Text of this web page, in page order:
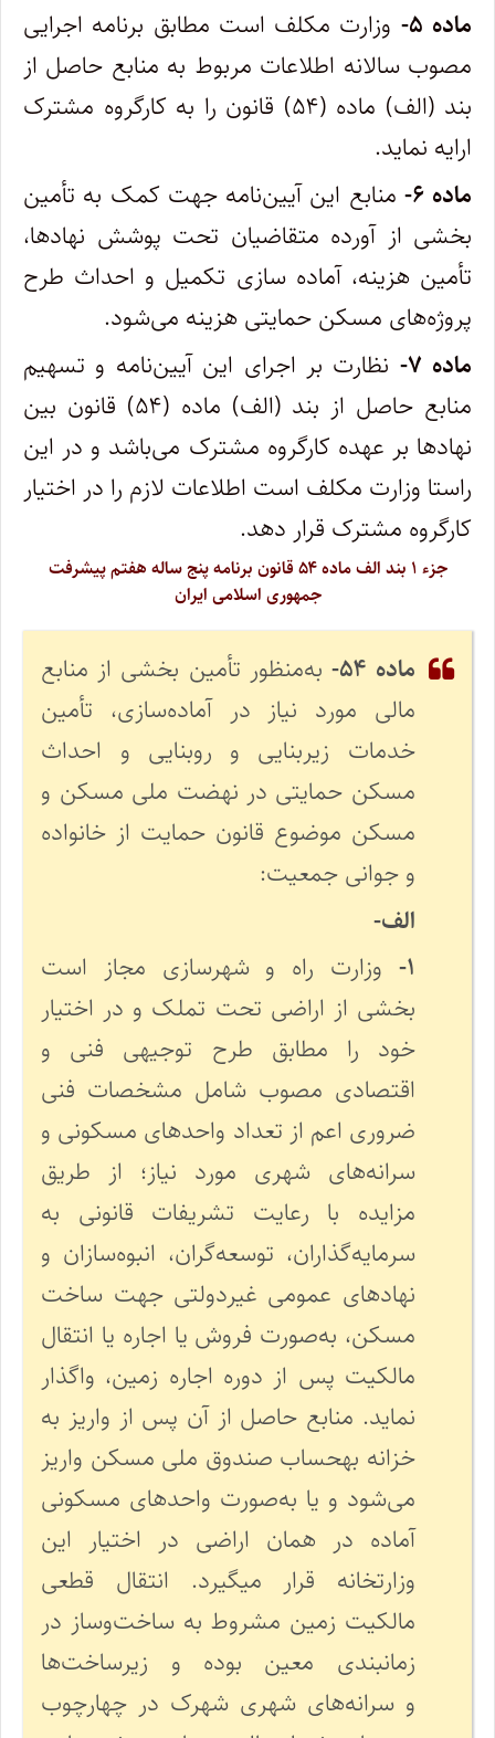
ماده ۵-
وزارت مکلف است مطابق برنامه اجرایی
مصوب سالانه اطلاعات مربوط به منابع حاصل از
بند (الف) ماده (۵۴) قانون را به کارگروه مشترک
ارایه نماید.
ماده ۶-
منابع این آیین‌نامه جهت کمک به تأمین
بخشی از آورده متقاضیان تحت پوشش نهادها،
تأمین هزینه، آماده سازی تکمیل و احداث طرح
پروژه‌های مسکن حمایتی هزینه می‌شود.
ماده ۷-
نظارت بر اجرای این آیین‌نامه و تسهیم
منابع حاصل از بند (الف) ماده (۵۴) قانون بین
نهاد‌ها بر عهده کارگروه مشترک می‌باشد و در این
راستا وزارت مکلف است اطلاعات لازم را در اختیار
کارگروه مشترک قرار دهد.
جزء ۱ بند الف ماده ۵۴ قانون برنامه پنج ساله هفتم پیشرفت
جمهوری اسلامی ایران
ماده ۵۴-
به‌منظور تأمین بخشی از منابع
مالی مورد نیاز در آماده‌سازی، تأمین
خدمات زیربنایی و روبنایی و احداث
مسکن حمایتی در نهضت ملی مسکن و
مسکن موضوع قانون حمایت از خانواده
و جوانی جمعیت:
الف-
۱-
وزارت راه و شهرسازی مجاز است
بخشی از اراضی تحت تملک و در اختیار
خود را مطابق طرح توجیهی فنی و
اقتصادی مصوب شامل مشخصات فنی
ضروری اعم از تعداد واحدهای مسکونی و
سرانه‌های شهری مورد نیاز؛ از طریق
مزایده با رعایت تشریفات قانونی به
سرمایه‌گذاران، توسعه‌گران، انبوه‌سازان و
نهادهای عمومی غیردولتی جهت ساخت
مسکن، به­‌صورت فروش یا اجاره یا انتقال
مالکیت پس از دوره اجاره زمین، واگذار
نماید. منابع حاصل از آن پس از واریز به
خزانه به­حساب صندوق ملی مسکن واریز
می‌شود و یا به‌صورت واحدهای مسکونی
آماده در همان اراضی در اختیار این
وزارتخانه قرار می­گیرد. انتقال قطعی
مالکیت زمین مشروط به ساخت‌وساز در
زمان­بندی معین بوده و زیرساخت‌ها
و سرانه‌های شهری شهرک در چهارچوب